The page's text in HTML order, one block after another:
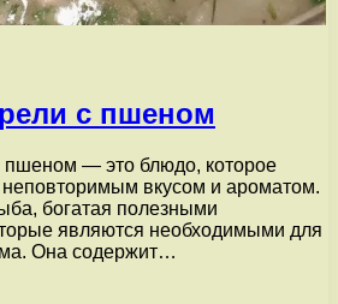
с пшеном
пшеном — это блюдо, которое
неповторимым вкусом и ароматом.
богатая полезными
являются необходимыми для
Она содержит…